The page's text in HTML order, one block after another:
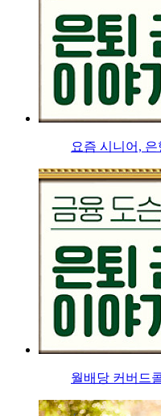
요즘 시니어,
월배당 커버드